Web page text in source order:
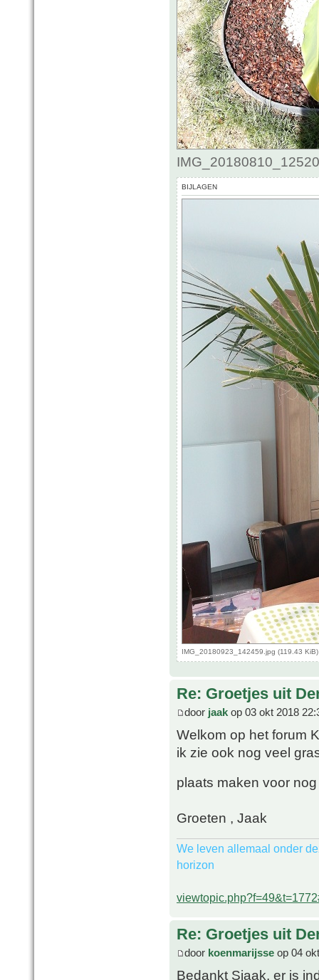
BIJLAGEN
IMG_20180923_142459.jpg (119.43
Re: Groetjes uit
door jaak op 03 okt 2018
Welkom op het forum
ik zie ook nog veel
plaats maken voor
Groeten , Jaak
We leven allemaal onder
horizon
Re: Groetjes uit
door koenmarijsse op 04
Bedankt Sjaak, er is